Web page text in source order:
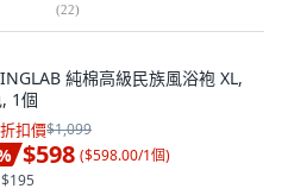
(22)
純棉高級民族風浴袍 XL,
1個
扣價$1,099
$598 ($598.00/1個)